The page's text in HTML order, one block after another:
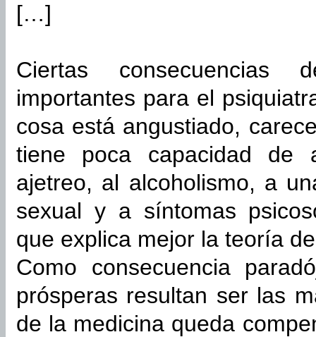
[…]
Ciertas
importantes para el
cosa está angustiado,
tiene poca capacidad de
ajetreo, al alcoholismo, a
sexual y a síntomas
que explica mejor la teoría
Como consecuencia
prósperas resultan ser las
de la medicina queda